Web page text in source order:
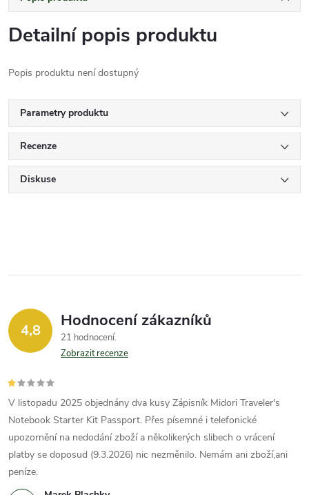
Detailní popis produktu
Popis produktu není dostupný
Parametry produktu
Recenze
Diskuse
4,8 Hodnocení zákazníků
21 hodnocení
Zobrazit recenze
V listopadu 2025 objednány dva kusy Zápisník Midori Traveler's
Notebook Starter Kit Passport. Přes písemné i telefonické
upozornění na nedodání zboží a několikerých slibech o vrácení
platby se doposud (9.3.2026) nic nezměnilo. Nemám ani zboží,ani
peníze.